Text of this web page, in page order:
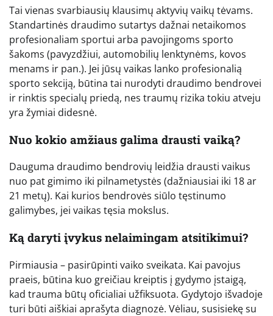
Tai vienas svarbiausių klausimų aktyvių vaikų tėvams.
Standartinės draudimo sutartys dažnai netaikomos
profesionaliam sportui arba pavojingoms sporto
šakoms (pavyzdžiui, automobilių lenktynėms, kovos
menams ir pan.). Jei jūsų vaikas lanko profesionalią
sporto sekciją, būtina tai nurodyti draudimo bendrovei
ir rinktis specialų priedą, nes traumų rizika tokiu atveju
yra žymiai didesnė.
Nuo kokio amžiaus galima drausti vaiką?
Dauguma draudimo bendrovių leidžia drausti vaikus
nuo pat gimimo iki pilnametystės (dažniausiai iki 18 ar
21 metų). Kai kurios bendrovės siūlo tęstinumo
galimybes, jei vaikas tęsia mokslus.
Ką daryti įvykus nelaimingam atsitikimui?
Pirmiausia – pasirūpinti vaiko sveikata. Kai pavojus
praeis, būtina kuo greičiau kreiptis į gydymo įstaigą,
kad trauma būtų oficialiai užfiksuota. Gydytojo išvadoje
turi būti aiškiai aprašyta diagnozė. Vėliau, susisiekę su